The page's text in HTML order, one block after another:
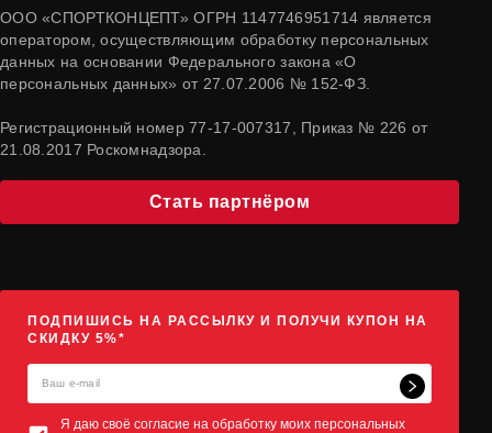
ООО «СПОРТКОНЦЕПТ» ОГРН 1147746951714 является
оператором, осуществляющим обработку персональных
данных на основании Федерального закона «О
персональных данных» от 27.07.2006 № 152-ФЗ.
Регистрационный номер 77-17-007317, Приказ № 226 от
21.08.2017 Роскомнадзора.
Стать партнёром
ПОДПИШИСЬ НА РАССЫЛКУ И ПОЛУЧИ КУПОН НА
СКИДКУ 5%*
Я даю своё согласие на обработку моих персональных